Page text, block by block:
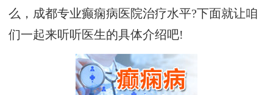
么，成都专业癫痫病医院治疗水平?下面就让咱
们一起来听听医生的具体介绍吧!